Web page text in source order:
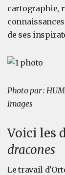
cartographie,
de ses
Photo par :
Images
Voici les
dracones
Le travail